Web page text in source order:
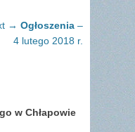
→ Next
post:
Ogłoszenia –
4 lutego 2018 r.
w Chłapowie